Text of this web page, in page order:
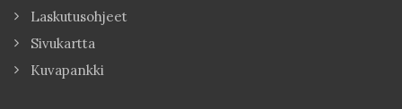
Laskutusohjeet
Sivukartta
Kuvapankki